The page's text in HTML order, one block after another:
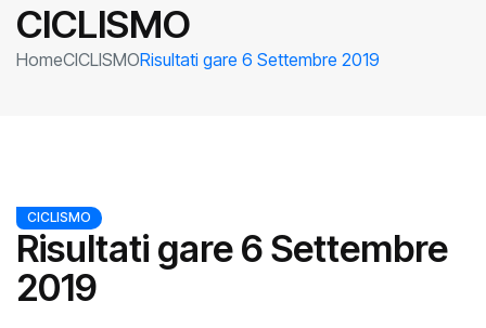
CICLISMO
HomeCICLISMORisultati gare 6 Settembre 2019
CICLISMO
Risultati gare 6 Settembre
2019